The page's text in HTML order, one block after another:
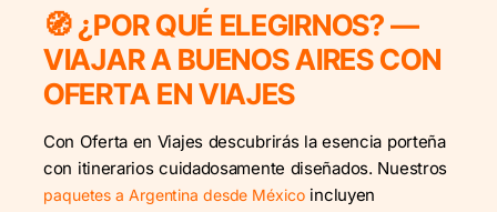
🧭 ¿POR QUÉ ELEGIRNOS? —
VIAJAR A BUENOS AIRES CON
OFERTA EN VIAJES
Con Oferta en Viajes descubrirás la esencia porteña
con itinerarios cuidadosamente diseñados. Nuestros
paquetes a Argentina desde Méxicoincluyen